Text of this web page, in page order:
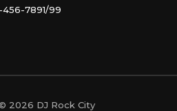
456-7891/99
2026 DJ Rock City